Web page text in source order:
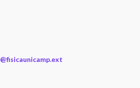
@fisicaunicamp.ext